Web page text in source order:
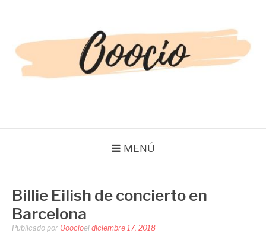
MENÚ
Billie Eilish de concierto en
Barcelona
Publicado por Ooocioel diciembre 17, 2018